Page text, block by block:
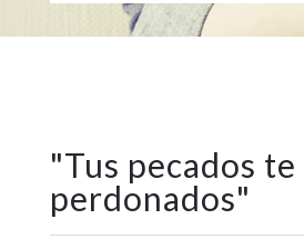
"Tus pecados te
perdonados"